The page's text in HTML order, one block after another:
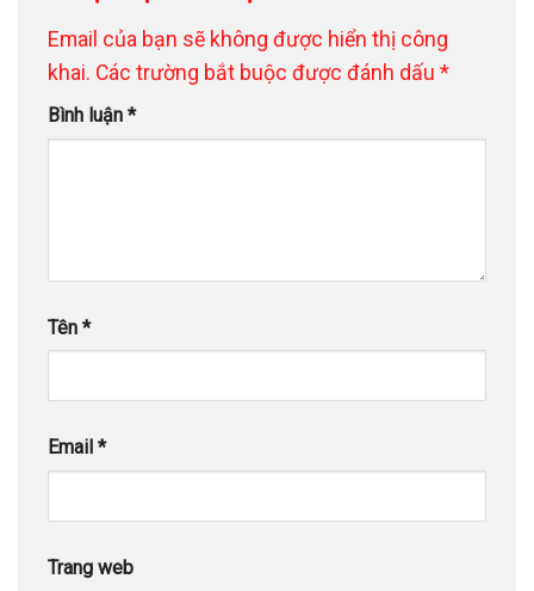
Email của bạn sẽ không được hiển thị công
khai. Các trường bắt buộc được đánh dấu *
Bình luận *
Tên *
Email *
Trang web